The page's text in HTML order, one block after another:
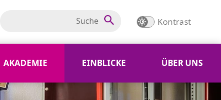
Kontrast
AKADEMIE EINBLICKE ÜBER UNS